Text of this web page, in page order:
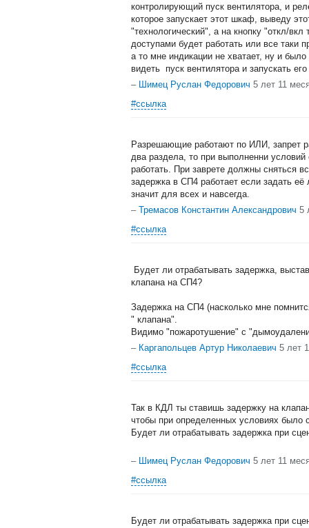
контролирующий пуск вентилятора, и
которое запускает этот шкаф, выведу
"технологический", а на кнопку "откл/
доступами будет работать или все таки
а то мне индикации не хватает, ну и
видеть пуск вентилятора и запускать его
– Шимец Руслан Федорович 5 лет 11
#ссылка
Разрешающие работают по ИЛИ, запрет
два раздела, то при выполненни условий
работать. При заврете должны сняться
задержка в СП4 работает если задать
значит для всех и навсегда.
– Тремасов Константин Александрович 5
#ссылка
Будет ли отрабатывать задержка,
клапана на СП4?
Задержка на СП4 (насколько мне
" клапана".
Видимо "пожаротушение" с
– Каргапольцев Артур Николаевич 5 лет
#ссылка
Так в КДЛ ты ставишь задержку на
чтобы при определенных условиях было
Будет ли отрабатывать задержка при
– Шимец Руслан Федорович 5 лет 11
#ссылка
Будет ли отрабатывать задержка при